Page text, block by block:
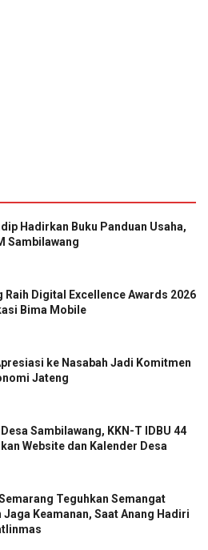
Hadirkan Buku Panduan Usaha,
Sambilawang
Raih Digital Excellence Awards 2026
Bima Mobile
ke Nasabah Jadi Komitmen
Jateng
Sambilawang, KKN-T IDBU 44
Website dan Kalender Desa
Teguhkan Semangat
Jaga Keamanan, Saat Anang Hadiri